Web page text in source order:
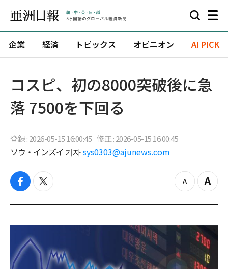
企業 経済 トピックス オピニオン AI PICK
コスピ、初の8000突破後に急
落 7500を下回る
登録 : 2026-05-15 16:00:45 修正 : 2026-05-15 16:00:45
ソウ・インズイ 기자 sys0303@ajunews.com
f
c
b
o
k
t
i
t
z
o
o
Z
o
i
n